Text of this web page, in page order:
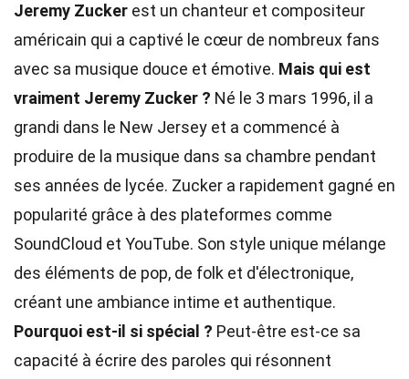
Jeremy Zucker est un chanteur et compositeur
américain qui a captivé le cœur de nombreux fans
avec sa musique douce et émotive. Mais qui est
vraiment Jeremy Zucker ? Né le 3 mars 1996, il a
grandi dans le New Jersey et a commencé à
produire de la musique dans sa chambre pendant
ses années de lycée. Zucker a rapidement gagné en
popularité grâce à des plateformes comme
SoundCloud et YouTube. Son style unique mélange
des éléments de pop, de folk et d'électronique,
créant une ambiance intime et authentique.
Pourquoi est-il si spécial ? Peut-être est-ce sa
capacité à écrire des paroles qui résonnent